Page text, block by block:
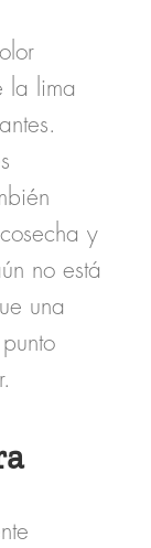
la lima
y
no está
una